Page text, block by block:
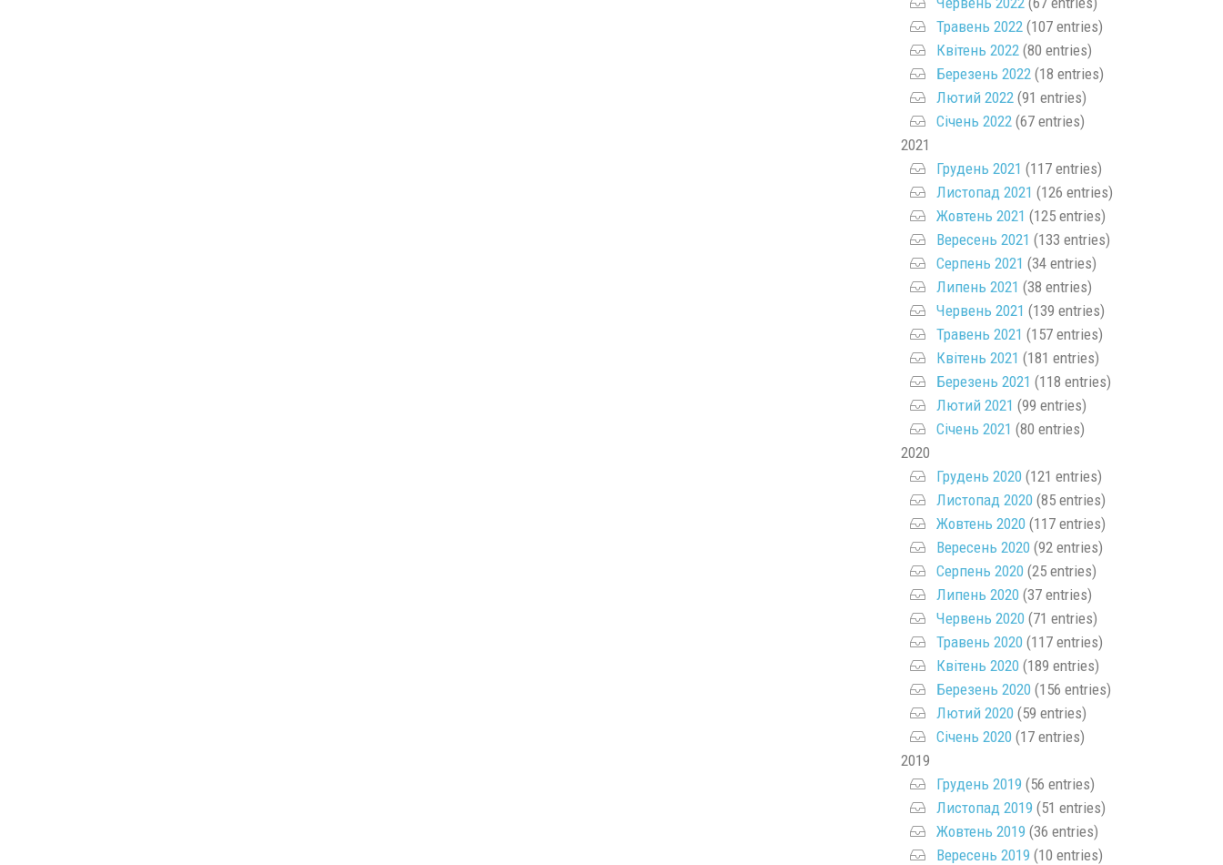
Травень 2022(107 entries)
Квітень 2022(80 entries)
Березень 2022(18 entries)
Лютий 2022(91 entries)
Січень 2022(67 entries)
2021
Грудень 2021 (117 entries)
Листопад 2021 (126 entries)
Жовтень 2021 (125 entries)
Вересень 2021 (133 entries)
Серпень 2021 (34 entries)
Липень 2021 (38 entries)
Червень 2021 (139 entries)
Травень 2021 (157 entries)
Квітень 2021 (181 entries)
Березень 2021 (118 entries)
Лютий 2021 (99 entries)
Січень 2021 (80 entries)
2020
Грудень 2020(121 entries)
Листопад 2020(85 entries)
Жовтень 2020(117 entries)
Вересень 2020(92 entries)
Серпень 2020(25 entries)
Липень 2020(37 entries)
Червень 2020(71 entries)
Травень 2020(117 entries)
Квітень 2020(189 entries)
Березень 2020(156 entries)
Лютий 2020(59 entries)
Січень 2020(17 entries)
2019
Грудень 2019 (56 entries)
Листопад 2019 (51 entries)
Жовтень 2019 (36 entries)
Вересень 2019 (10 entries)